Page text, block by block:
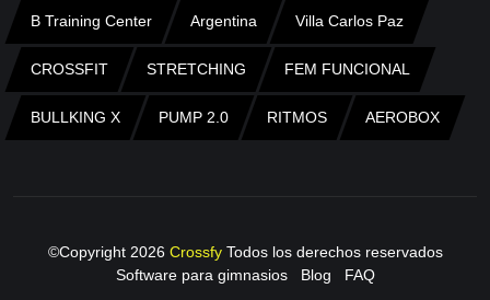
B Training Center Argentina Villa Carlos Paz
CROSSFIT STRETCHING FEM FUNCIONAL
BULLKING X PUMP 2.0 RITMOS AEROBOX
©Copyright 2026 Crossfy Todos los derechos reservados
Software para gimnasios
Blog FAQ